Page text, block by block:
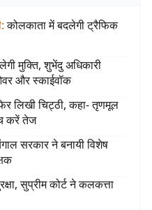
: कोलकाता में बदलेगी ट्रैफिक
मुक्ति, शुभेंदु अधिकारी
और स्काईवॉक
लिखी चिट्ठी, कहा- तृणमूल
करें तेज
सरकार ने बनायी विशेष
सुप्रीम कोर्ट ने कलकत्ता